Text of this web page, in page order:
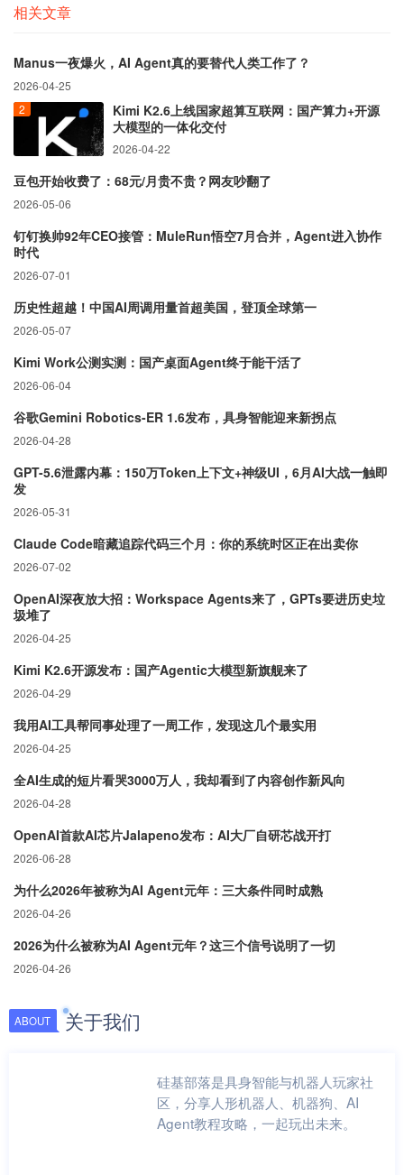
相关文章
Manus一夜爆火，AI Agent真的要替代人类工作了？
2026-04-25
Kimi K2.6上线国家超算互联网：国产算力+开源
大模型的一体化交付
2026-04-22
豆包开始收费了：68元/月贵不贵？网友吵翻了
2026-05-06
钉钉换帅92年CEO接管：MuleRun悟空7月合并，Agent进入协作
时代
2026-07-01
历史性超越！中国AI周调用量首超美国，登顶全球第一
2026-05-07
Kimi Work公测实测：国产桌面Agent终于能干活了
2026-06-04
谷歌Gemini Robotics-ER 1.6发布，具身智能迎来新拐点
2026-04-28
GPT-5.6泄露内幕：150万Token上下文+神级UI，6月AI大战一触即
发
2026-05-31
Claude Code暗藏追踪代码三个月：你的系统时区正在出卖你
2026-07-02
OpenAI深夜放大招：Workspace Agents来了，GPTs要进历史垃
圾堆了
2026-04-25
Kimi K2.6开源发布：国产Agentic大模型新旗舰来了
2026-04-29
我用AI工具帮同事处理了一周工作，发现这几个最实用
2026-04-25
全AI生成的短片看哭3000万人，我却看到了内容创作新风向
2026-04-28
OpenAI首款AI芯片Jalapeno发布：AI大厂自研芯战开打
2026-06-28
为什么2026年被称为AI Agent元年：三大条件同时成熟
2026-04-26
2026为什么被称为AI Agent元年？这三个信号说明了一切
2026-04-26
ABOUT 关于我们
硅基部落是具身智能与机器人玩家社
区，分享人形机器人、机器狗、AI
Agent教程攻略，一起玩出未来。